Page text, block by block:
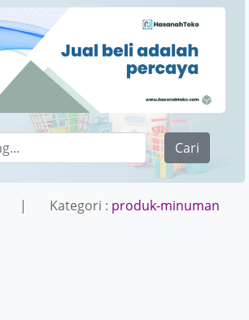
Cari
| Kategori : produk-minuman